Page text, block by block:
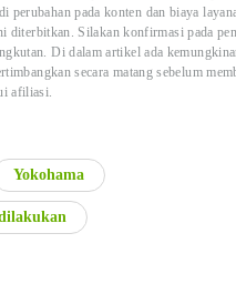
www.edoyu.work/
perubahan pada konten dan biaya
diterbitkan. Silakan konfirmasi pada
Di dalam artikel ada
secara matang sebelum
afiliasi.
Yokohama